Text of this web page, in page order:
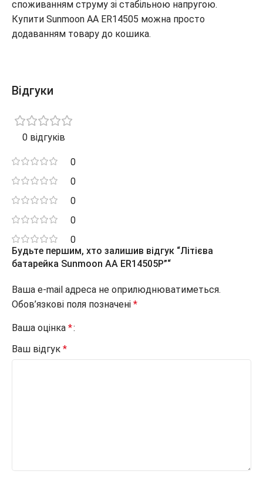
споживанням струму зі стабільною напругою.
Купити Sunmoon АА ER14505 можна просто
додаванням товару до кошика.
Відгуки
0 відгуків
0
0
0
0
0
Будьте першим, хто залишив відгук “Літієва
батарейка Sunmoon АА ER14505P”“
Ваша e-mail адреса не оприлюднюватиметься.
Обов’язкові поля позначені *
Ваша оцінка *
Ваш відгук *